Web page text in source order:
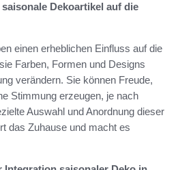
Dekoartikel auf die
einen erheblichen Einfluss auf die
Farben, Formen und Designs
verändern. Sie können Freude,
Stimmung erzeugen, je nach
Auswahl und Anordnung dieser
das Zuhause und macht es